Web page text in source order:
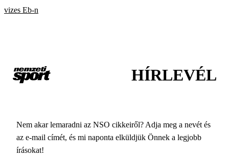
vizes Eb-n
HÍRLEVÉL
Nem akar lemaradni az NSO cikkeiről? Adja meg a nevét és
az e-mail címét, és mi naponta elküldjük Önnek a legjobb
írásokat!